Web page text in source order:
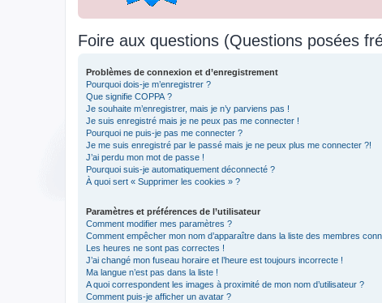
Foire aux questions (Questions posées
Problèmes de connexion et d’enregistrement
Pourquoi dois-je m’enregistrer ?
Que signifie COPPA ?
Je souhaite m’enregistrer, mais je n’y parviens pas !
Je suis enregistré mais je ne peux pas me connecter !
Pourquoi ne puis-je pas me connecter ?
Je me suis enregistré par le passé mais je ne peux plus me connecter ?!
J’ai perdu mon mot de passe !
Pourquoi suis-je automatiquement déconnecté ?
À quoi sert « Supprimer les cookies » ?
Paramètres et préférences de l’utilisateur
Comment modifier mes paramètres ?
Comment empêcher mon nom d’apparaître dans la liste des membres
Les heures ne sont pas correctes !
J’ai changé mon fuseau horaire et l’heure est toujours incorrecte !
Ma langue n’est pas dans la liste !
A quoi correspondent les images à proximité de mon nom d’utilisateur ?
Comment puis-je afficher un avatar ?